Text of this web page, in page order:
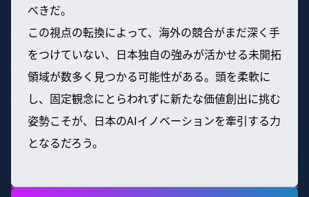
べきだ。
この視点の転換によって、海外の競合がまだ深く手
をつけていない、日本独自の強みが活かせる未開拓
領域が数多く見つかる可能性がある。頭を柔軟に
し、固定観念にとらわれずに新たな価値創出に挑む
姿勢こそが、日本のAIイノベーションを牽引する力
となるだろう。